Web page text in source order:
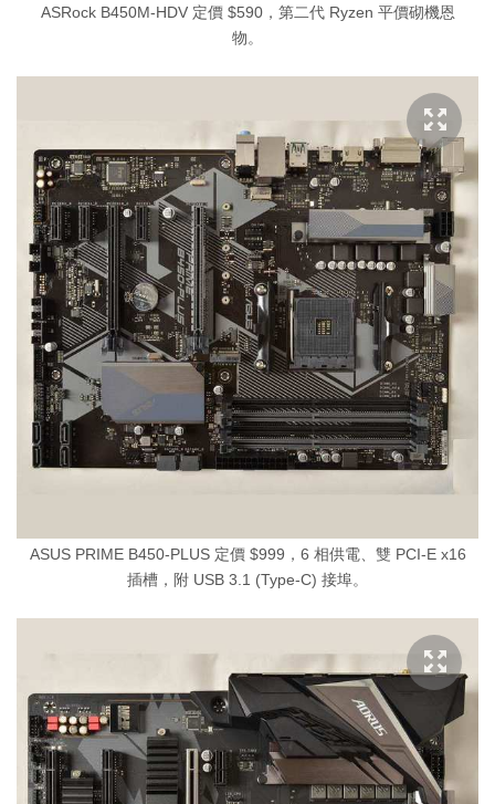
ASRock B450M-HDV 定價 $590，第二代 Ryzen 平價砌機恩
物。
ASUS PRIME B450-PLUS 定價 $999，6 相供電、雙 PCI-E x16
插槽，附 USB 3.1 (Type-C) 接埠。